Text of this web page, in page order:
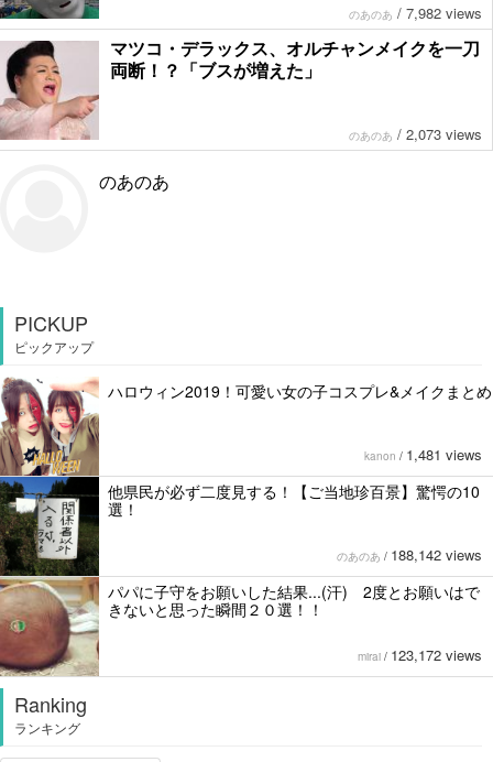
のあのあ / 7,982 views
マツコ・デラックス、オルチャンメイクを一刀
両断！？「ブスが増えた」
のあのあ / 2,073 views
のあのあ
PICKUP
ピックアップ
ハロウィン2019！可愛い女の子コスプレ&メイクまとめ
kanon / 1,481 views
他県民が必ず二度見する！【ご当地珍百景】驚愕の10
選！
のあのあ / 188,142 views
パパに子守をお願いした結果...(汗) 2度とお願いはで
きないと思った瞬間２０選！！
mirai / 123,172 views
Ranking
ランキング